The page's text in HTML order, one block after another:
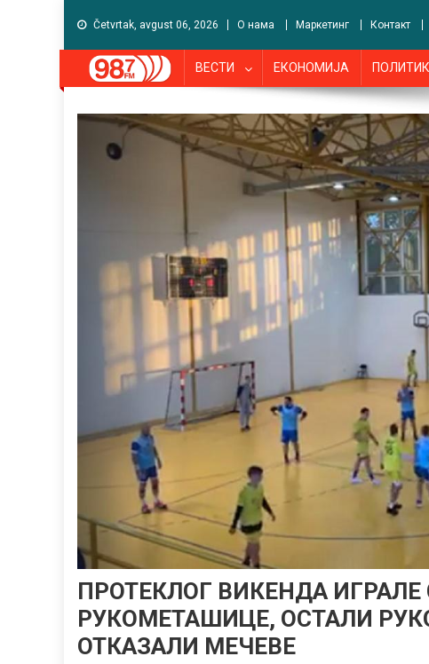
Četvrtak, avgust 06, 2026 О нама Маркетинг Контакт
ВЕСТИ ЕКОНОМИЈА
ПРОТЕКЛОГ ВИКЕНДА
РУКОМЕТАШИЦЕ, ОСТАЛИ
ОТКАЗАЛИ МЕЧЕВЕ